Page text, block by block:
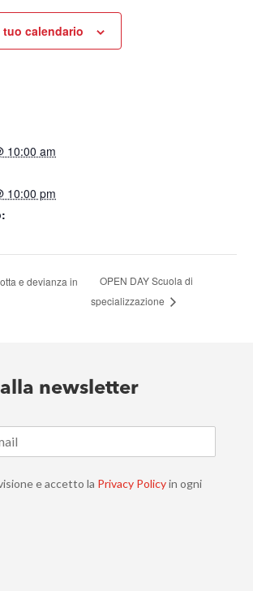
tuo calendario
10:00 am
10:00 pm
e devianza in
OPEN DAY Scuola di
specializzazione
newsletter
e accetto la Privacy Policyin ogni